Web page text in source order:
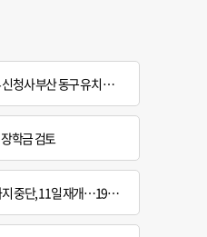
유치 환영…해양 중심지 완성할 것”
학금 검토
, 11일 재개…19시 경기 시작